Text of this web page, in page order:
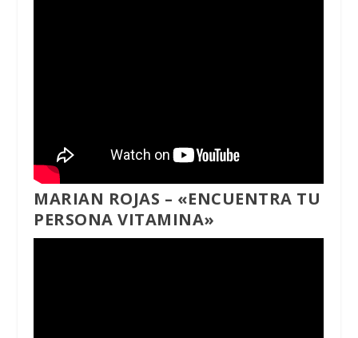
MARIAN ROJAS – «ENCUENTRA TU
PERSONA VITAMINA»